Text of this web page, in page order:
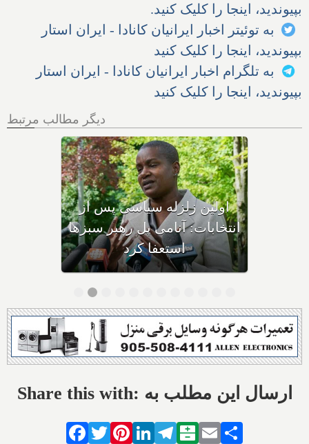
بپیوندید، اینجا را کلیک کنید.
به توئیتر اخبار ایرانیان کانادا - ایران استار
بپیوندید، اینجا را کلیک کنید
به تلگرام اخبار ایرانیان کانادا - ایران استار
بپیوندید، اینجا را کلیک کنید
دیگر مطالب مرتبط
تک‌تک سرشناس‌ترین افراد
برنده و بازنده هر حزب در
انتخابات ۲۰۲۱ کانادا چه کسانی
بودند؟
Share this with: ارسال این مطلب به
Facebook
TwitterPinterestLinkedIn
Telegram
Balatarin
Email